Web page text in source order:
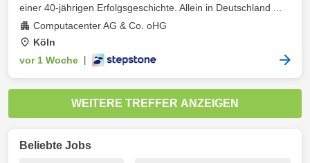
einer 40-jährigen Erfolgsgeschichte. Allein in Deutschland ...
Computacenter AG & Co. oHG
Köln
vor 1 Woche
WEITERE TREFFER ANZEIGEN
Beliebte Jobs